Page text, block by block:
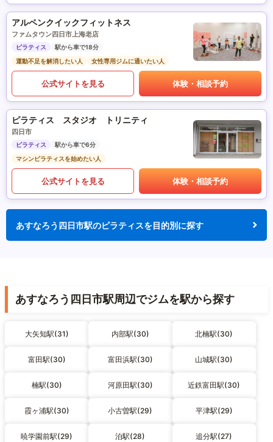
アルペンクイックフィットネス
ファムタウン四日市上海老店
ピラティス
駅から車で18分
運動不足を解消したい人
女性専用ジムに通いたい人
公式サイトを見る 体験・相談予約
ピラティス スタジオ トリニティ
四日市
ピラティス
駅から車で6分
マシンピラティスを始めたい人
公式サイトを見る 体験・相談予約
あすなろう四日市駅のピラティスを目的別に探す
あすなろう四日市駅周辺でジムを駅から探す
大矢知駅(31) 内部駅(30) 北楠駅(30)
富田駅(30) 富田浜駅(30) 山城駅(30)
楠駅(30) 河原田駅(30) 近鉄富田駅(30)
霞ヶ浦駅(30) 小古曽駅(29) 平津駅(29)
暁学園前駅(29) 泊駅(28) 追分駅(27)